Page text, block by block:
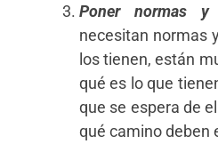
Poner normas y
necesitan normas
los tienen, están
qué es lo que
que se espera de
qué camino deben